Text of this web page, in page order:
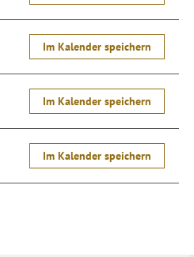
Im Kalender speichern
Im Kalender speichern
Im Kalender speichern